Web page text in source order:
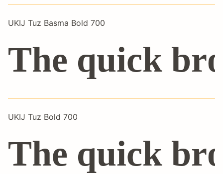
UKIJ Tuz Basma Bold 700
The quick
UKIJ Tuz Bold 700
The quick